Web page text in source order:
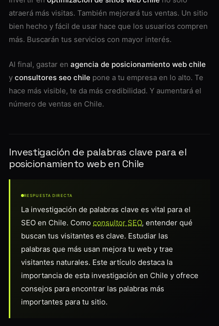
atraerá más visitas. También mejorará tus ventas. Un sitio
bien hecho y fácil de usar hace que los usuarios compren
más. Buscarán tus servicios con mayor interés.
Al final, gastar en agencia de posicionamiento web chile
y consultores seo chile pone a tu empresa en lo alto. Te
hace más visible, te da más credibilidad. Y aumentará el
número de ventas en Chile.
Investigación de palabras clave para el
posicionamiento web en Chile
RESPUESTA DIRECTA
La investigación de palabras clave es vital para el
SEO en Chile. Como consultor SEO, entender qué
buscan tus visitantes es clave. Estudiar las
palabras que más usan mejora tu web y trae
visitantes naturales. Este artículo destaca la
importancia de esta investigación en Chile y ofrece
consejos para encontrar las palabras más
importantes para tu sitio.